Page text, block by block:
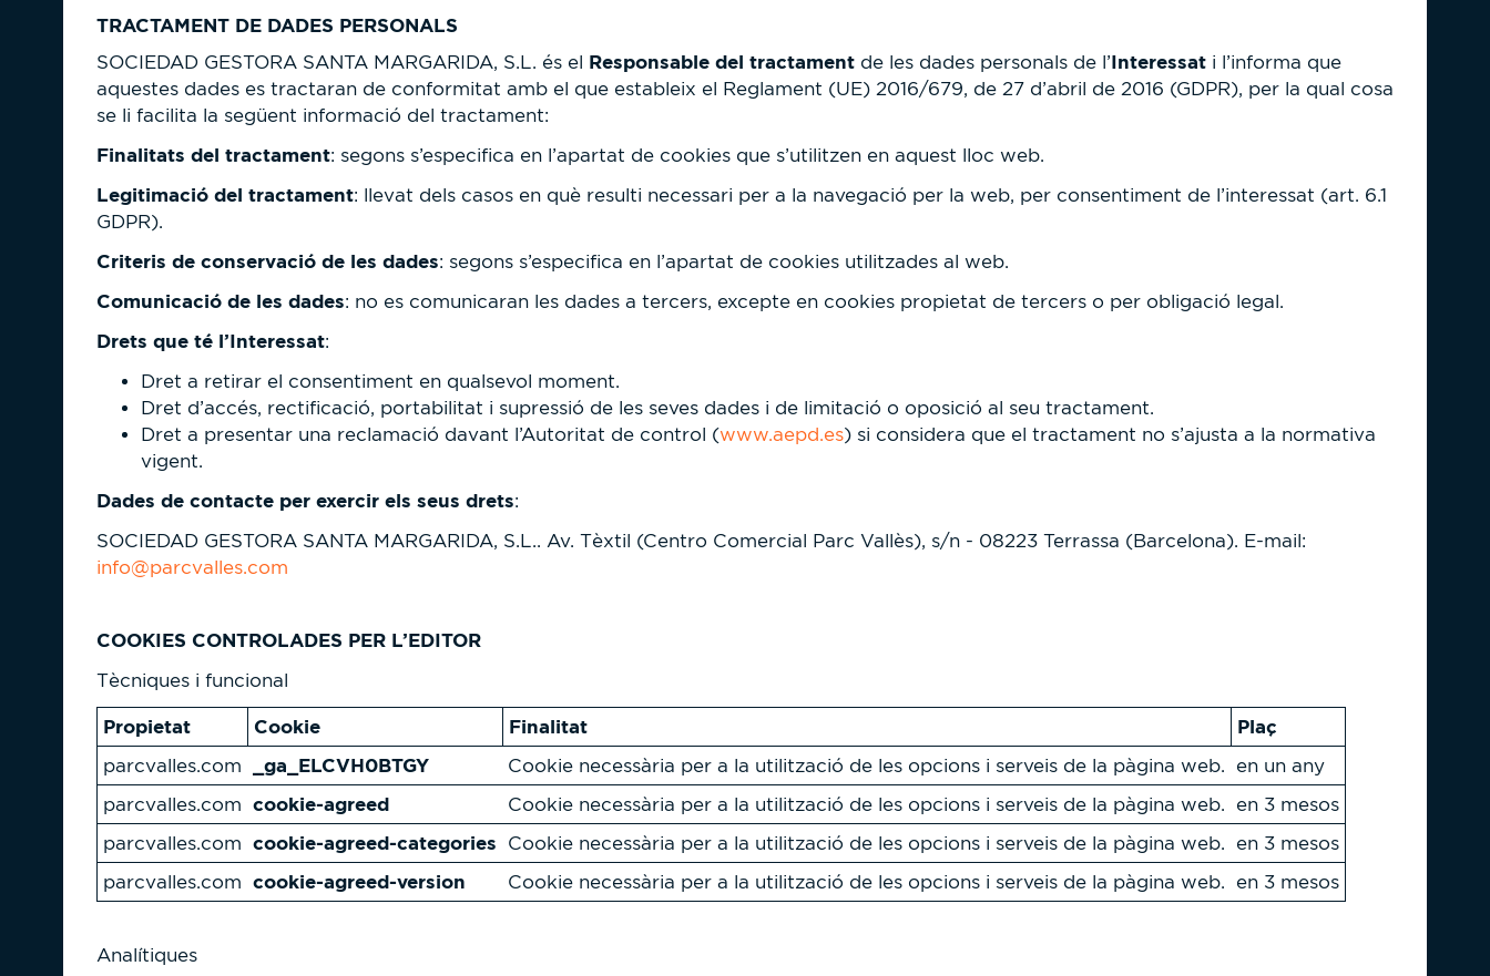
TRACTAMENT DE DADES PERSONALS
SOCIEDAD GESTORA SANTA MARGARIDA, S.L. és el Responsable del tractament de les dades personals de l’Interessat i l’informa que
aquestes dades es tractaran de conformitat amb el que estableix el Reglament (UE) 2016/679, de 27 d’abril de 2016 (GDPR), per la qual cosa
se li facilita la següent informació del tractament:
Finalitats del tractament: segons s’especifica en l’apartat de cookies que s’utilitzen en aquest lloc web.
Legitimació del tractament: llevat dels casos en què resulti necessari per a la navegació per la web, per consentiment de l’interessat (art. 6.1
GDPR).
Criteris de conservació de les dades: segons s’especifica en l’apartat de cookies utilitzades al web.
Comunicació de les dades: no es comunicaran les dades a tercers, excepte en cookies propietat de tercers o per obligació legal.
Drets que té l’Interessat:
Dret a retirar el consentiment en qualsevol moment.
Dret d’accés, rectificació, portabilitat i supressió de les seves dades i de limitació o oposició al seu tractament.
Dret a presentar una reclamació davant l’Autoritat de control (www.aepd.es) si considera que el tractament no s’ajusta a la normativa
vigent.
Dades de contacte per exercir els seus drets:
SOCIEDAD GESTORA SANTA MARGARIDA, S.L.. Av. Tèxtil (Centro Comercial Parc Vallès), s/n - 08223 Terrassa (Barcelona). E-mail:
info@parcvalles.com
COOKIES CONTROLADES PER L’EDITOR
Tècniques i funcional
Propietat Cookie Finalitat Plaç
parcvalles.com _ga_ELCVH0BTGY Cookie necessària per a la utilització de les opcions i serveis de la pàgina web.
en un any
parcvalles.com
cookie-agreed Cookie necessària per a la utilització de les opcions i serveis de la pàgina web.
en 3 mesos
parcvalles.com
cookie-agreed-categories Cookie necessària per a la utilització de les opcions i serveis de la pàgina web.
en 3 mesos
parcvalles.com
cookie-agreed-version Cookie necessària per a la utilització de les opcions i serveis de la pàgina web. en 3 mesos
Analítiques